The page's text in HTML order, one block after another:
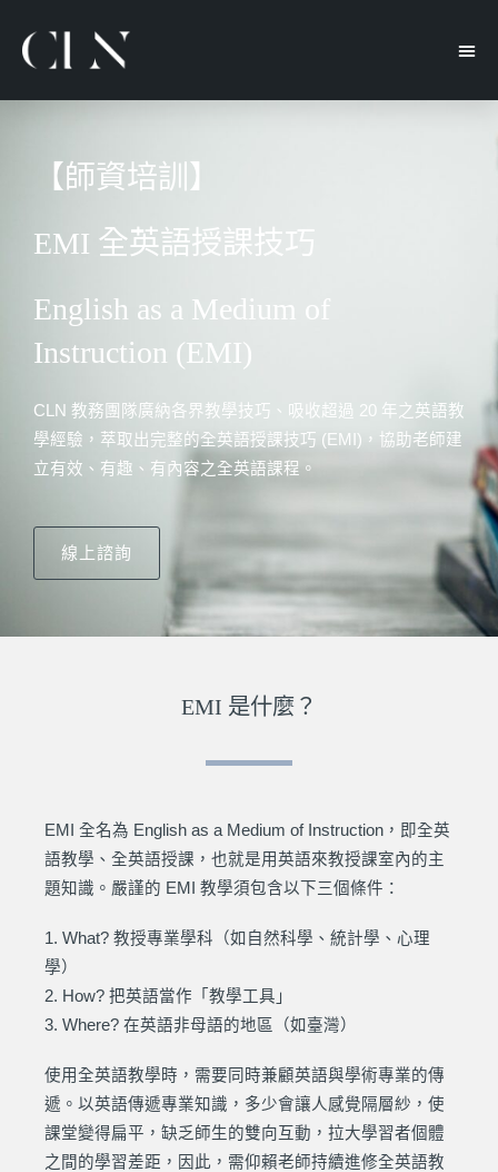
【師資培訓】
EMI 全英語授課技巧
English as a Medium of
Instruction (EMI)
CLN 教務團隊廣納各界教學技巧、吸收超過 20 年之英語教
學經驗，萃取出完整的全英語授課技巧 (EMI)，協助老師建
立有效、有趣、有內容之全英語課程。
線上諮詢
EMI 是什麼？
EMI 全名為 English as a Medium of Instruction，即全英
語教學、全英語授課，也就是用英語來教授課室內的主
題知識。嚴謹的 EMI 教學須包含以下三個條件：
1. What? 教授專業學科（如自然科學、統計學、心理
學）
2. How? 把英語當作「教學工具」
3. Where? 在英語非母語的地區（如臺灣）
使用全英語教學時，需要同時兼顧英語與學術專業的傳
遞。以英語傳遞專業知識，多少會讓人感覺隔層紗，使
課堂變得扁平，缺乏師生的雙向互動，拉大學習者個體
之間的學習差距，因此，需仰賴老師持續進修全英語教